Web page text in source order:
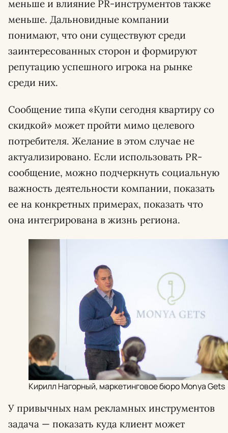
меньше и влияние PR-инструментов также
меньше. Дальновидные компании
понимают, что они существуют среди
заинтересованных сторон и формируют
репутацию успешного игрока на рынке
среди них.
Сообщение типа «Купи сегодня квартиру со
скидкой» может пройти мимо целевого
потребителя. Желание в этом случае не
актуализировано. Если использовать PR-
сообщение, можно подчеркнуть социальную
важность деятельности компании, показать
ее на конкретных примерах, показать что
она интегрирована в жизнь региона.
Кирилл Нагорный, маркетинговое бюро Monya Gets
У привычных нам рекламных инструментов
задача — показать куда клиент может